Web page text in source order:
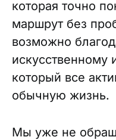
которая точно
маршрут без
возможно
искусственному
который все
обычную жизнь.
Мы уже не